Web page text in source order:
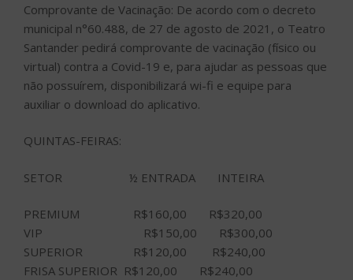
Comprovante de Vacinação: De acordo com o decreto
municipal n°60.488, de 27 de agosto de 2021, o Teatro
Santander pedirá comprovante de vacinação (físico ou
virtual) contra a Covid-19 e, para ajudar as pessoas que
não possuírem, disponibilizará wi-fi e equipe para
auxiliar o download do aplicativo.
QUINTAS-FEIRAS:
SETOR ½ ENTRADA INTEIRA
PREMIUM R$160,00 R$320,00
VIP R$150,00 R$300,00
SUPERIOR R$120,00 R$240,00
FRISA SUPERIOR R$120,00 R$240,00